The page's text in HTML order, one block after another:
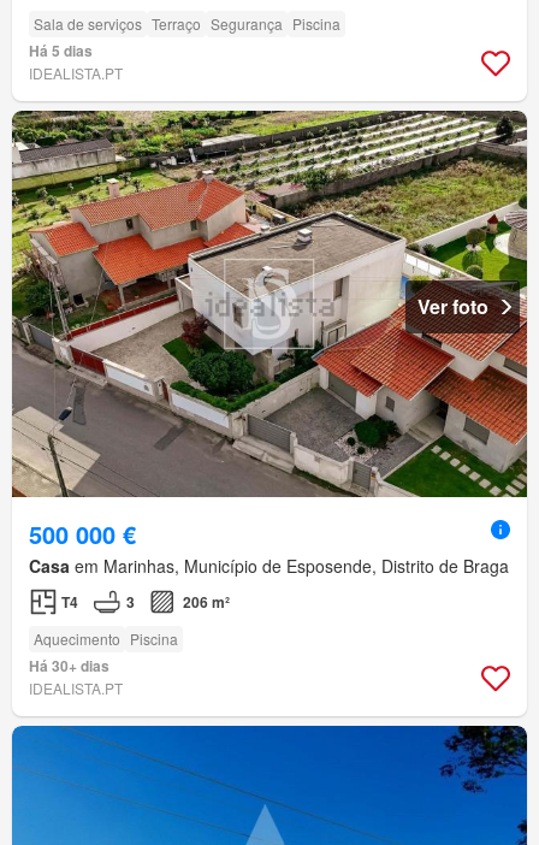
Sala de serviços Terraço Segurança Piscina
Há 5 dias
IDEALISTA.PT
Ver foto
500 000 €
Casa em Marinhas, Município de Esposende, Distrito de Braga
T4 3 206 m²
Aquecimento Piscina
Há 30+ dias
IDEALISTA.PT